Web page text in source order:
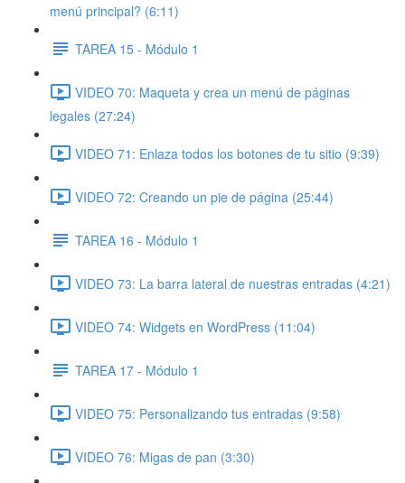
menú principal? (6:11)
TAREA 15 - Módulo 1
VIDEO 70: Maqueta y crea un menú de páginas
legales (27:24)
VIDEO 71: Enlaza todos los botones de tu sitio (9:39)
VIDEO 72: Creando un pie de página (25:44)
TAREA 16 - Módulo 1
VIDEO 73: La barra lateral de nuestras entradas (4:21)
VIDEO 74: Widgets en WordPress (11:04)
TAREA 17 - Módulo 1
VIDEO 75: Personalizando tus entradas (9:58)
VIDEO 76: Migas de pan (3:30)